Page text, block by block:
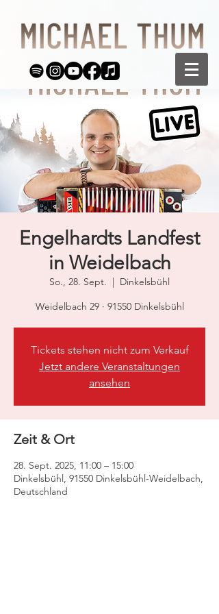
Engelhardts Landfest
in Weidelbach
So., 28. Sept.
  |
Dinkelsbühl
Weidelbach 29 · 91550 Dinkelsbühl
Tickets stehen nicht zum Verkauf
Jetzt andere Veranstaltungen
ansehen
Zeit & Ort
28. Sept. 2025, 11:00 – 15:00
Dinkelsbühl, 91550 Dinkelsbühl-Weidelbach,
Deutschland